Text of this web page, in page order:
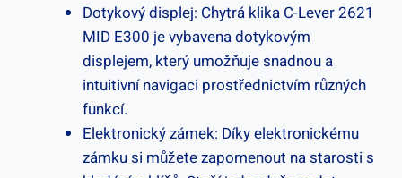
Dotykový displej: Chytrá klika C-Lever 2621
MID E300 je vybavena dotykovým
displejem, který umožňuje snadnou a
intuitivní navigaci prostřednictvím různých
funkcí.
Elektronický​ zámek: Díky elektronickému
zámku‌ si můžete zapomenout na starosti s